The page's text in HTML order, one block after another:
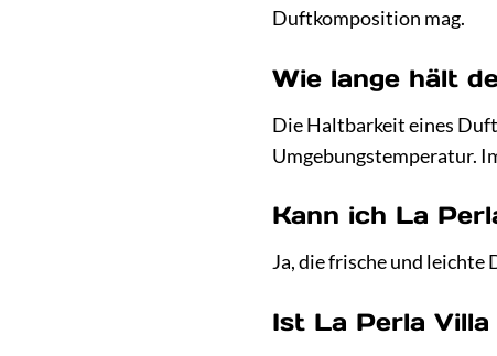
Duftkomposition mag.
Wie lange hält
Die Haltbarkeit eines
Umgebungstemperatur.
Kann ich La
Ja, die frische und
Ist La Perla